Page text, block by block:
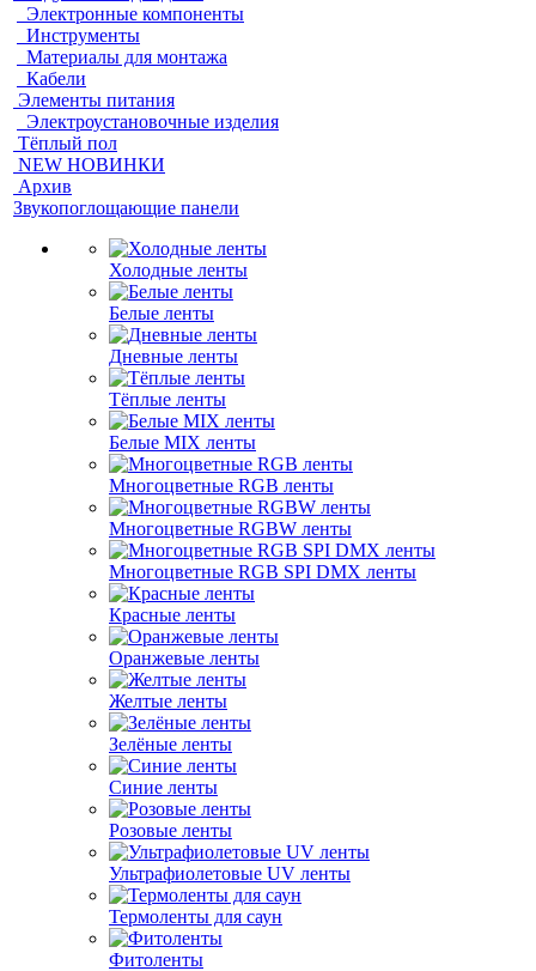
Электронные компоненты
Инструменты
Материалы для монтажа
Кабели
Элементы питания
Электроустановочные изделия
Тёплый пол
NEW НОВИНКИ
Архив
Звукопоглощающие панели
Холодные ленты
Белые ленты
Дневные ленты
Тёплые ленты
Белые MIX ленты
Многоцветные RGB ленты
Многоцветные RGBW ленты
Многоцветные RGB SPI DMX ленты
Красные ленты
Оранжевые ленты
Желтые ленты
Зелёные ленты
Синие ленты
Розовые ленты
Ультрафиолетовые UV ленты
Термоленты для саун
Фитоленты